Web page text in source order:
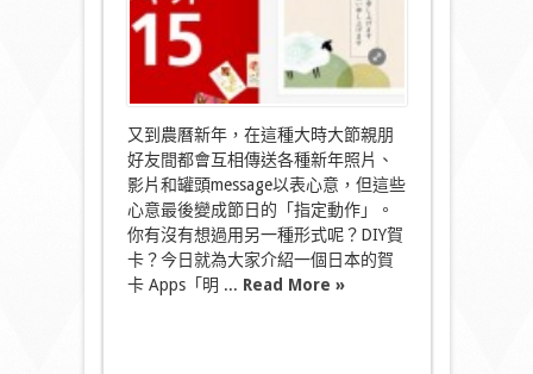
又到農曆新年，在這種大時大節親朋
好友間都會互相傳送各種新年照片、
影片和罐頭message以表心意，但這些
心意最後變成節日的「指定動作」。
你有沒有想過用另一種形式呢？DIY賀
卡？今日就為大家介紹一個日本的賀
卡 Apps「明 ... Read More »